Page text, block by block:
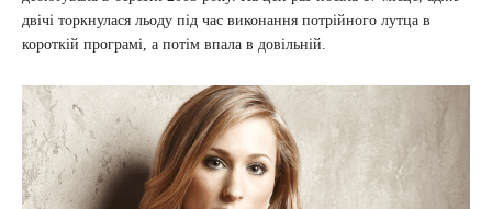
двічі торкнулася льоду під час виконання потрійного лутца в
короткій програмі, а потім впала в довільній.